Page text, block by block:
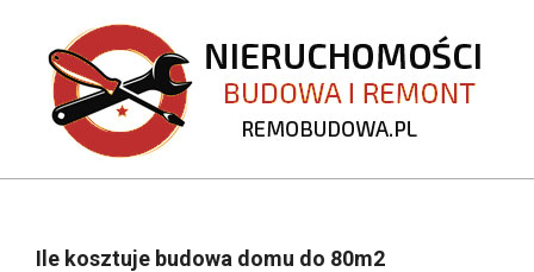
content
REMOBUDOWA.PL
NavigationIle kosztuje budowa domu do 80m2